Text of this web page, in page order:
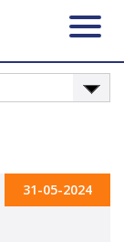
31-05-2024